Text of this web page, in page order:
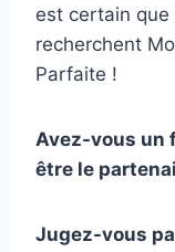
est certain
recherchent
Parfaite !
Avez-vous un
être le
Jugez-vous